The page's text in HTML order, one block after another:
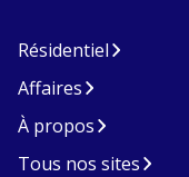
Résidentiel
Affaires
À propos
Tous nos sites